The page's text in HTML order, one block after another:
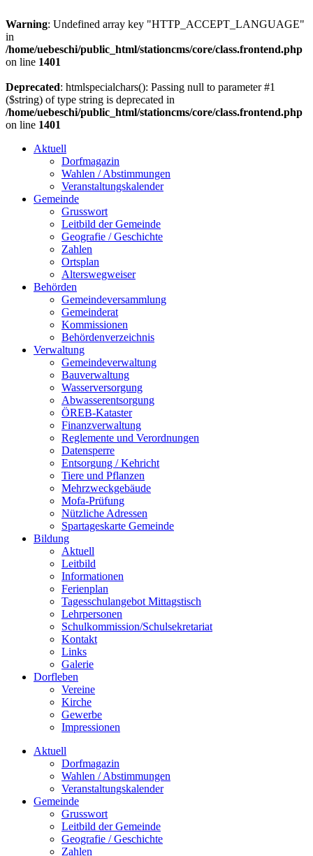
Warning: Undefined array key "HTTP_ACCEPT_LANGUAGE"
in
/home/uebeschi/public_html/stationcms/core/class.frontend.php
on line 1401
Deprecated: htmlspecialchars(): Passing null to parameter #1
($string) of type string is deprecated in
/home/uebeschi/public_html/stationcms/core/class.frontend.php
on line 1401
Aktuell
Dorfmagazin
Wahlen / Abstimmungen
Veranstaltungskalender
Gemeinde
Grusswort
Leitbild der Gemeinde
Geografie / Geschichte
Zahlen
Ortsplan
Alterswegweiser
Behörden
Gemeindeversammlung
Gemeinderat
Kommissionen
Behördenverzeichnis
Verwaltung
Gemeindeverwaltung
Bauverwaltung
Wasserversorgung
Abwasserentsorgung
ÖREB-Kataster
Finanzverwaltung
Reglemente und Verordnungen
Datensperre
Entsorgung / Kehricht
Tiere und Pflanzen
Mehrzweckgebäude
Mofa-Prüfung
Nützliche Adressen
Spartageskarte Gemeinde
Bildung
Aktuell
Leitbild
Informationen
Ferienplan
Tagesschulangebot Mittagstisch
Lehrpersonen
Schulkommission/Schulsekretariat
Kontakt
Links
Galerie
Dorfleben
Vereine
Kirche
Gewerbe
Impressionen
Aktuell
Dorfmagazin
Wahlen / Abstimmungen
Veranstaltungskalender
Gemeinde
Grusswort
Leitbild der Gemeinde
Geografie / Geschichte
Zahlen